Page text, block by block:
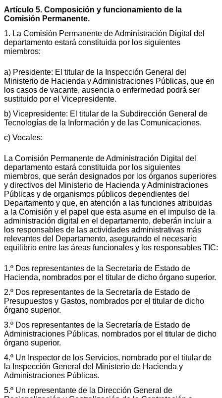
Artículo 5. Composición y funcionamiento de la
Comisión Permanente.
1. La Comisión Permanente de Administración Digital del
departamento estará constituida por los siguientes
miembros:
a) Presidente: El titular de la Inspección General del
Ministerio de Hacienda y Administraciones Públicas, que en
los casos de vacante, ausencia o enfermedad podrá ser
sustituido por el Vicepresidente.
b) Vicepresidente: El titular de la Subdirección General de
Tecnologías de la Información y de las Comunicaciones.
c) Vocales:
La Comisión Permanente de Administración Digital del
departamento estará constituida por los siguientes
miembros, que serán designados por los órganos superiores
y directivos del Ministerio de Hacienda y Administraciones
Públicas y de organismos públicos dependientes del
Departamento y que, en atención a las funciones atribuidas
a la Comisión y el papel que esta asume en el impulso de la
administración digital en el departamento, deberán incluir a
los responsables de las actividades administrativas más
relevantes del Departamento, asegurando el necesario
equilibrio entre las áreas funcionales y los responsables TIC:
1.º Dos representantes de la Secretaría de Estado de
Hacienda, nombrados por el titular de dicho órgano superior.
2.º Dos representantes de la Secretaría de Estado de
Presupuestos y Gastos, nombrados por el titular de dicho
órgano superior.
3.º Dos representantes de la Secretaría de Estado de
Administraciones Públicas, nombrados por el titular de dicho
órgano superior.
4.º Un Inspector de los Servicios, nombrado por el titular de
la Inspección General del Ministerio de Hacienda y
Administraciones Públicas.
5.º Un representante de la Dirección General de